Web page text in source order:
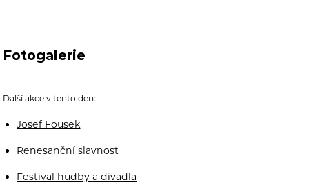
Fotogalerie
Další akce v tento den:
Josef Fousek
Renesanční slavnost
Festival hudby a divadla